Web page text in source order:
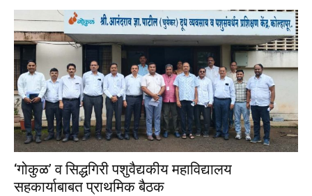
‘गोकुळ’ व सिद्धगिरी पशुवैद्यकीय महाविद्यालय
सहकार्याबाबत प्राथमिक बैठक